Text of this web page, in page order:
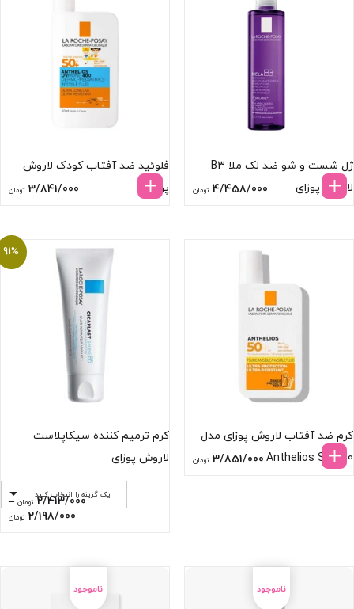
ژل شست و شو ضد لک ملا B3
لاروش پوزای
4/458/000 تومان
فلوئید ضد آفتاب کودک لاروش
پوزای
3/841/000 تومان
کرم ضد آفتاب لاروش پوزای مدل
Anthelios SPF 50
3/851/000 تومان
91%
کرم ترمیم کننده سیکاپلاست
لاروش پوزای
یک گزینه را انتخاب کنید
2/413/000 تومان –
2/198/000 تومان